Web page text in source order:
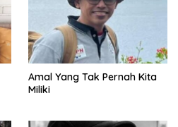
Amal Yang Tak Pernah Kita
Miliki